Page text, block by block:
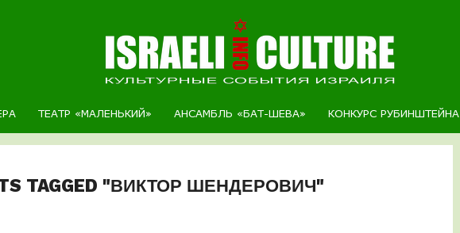
ТЕАТР «МАЛЕНЬКИЙ» АНСАМБЛЬ «БАТ-ШЕВА» КОНКУРС РУБИНШТЕЙНА
TAGGED "ВИКТОР ШЕНДЕРОВИЧ"